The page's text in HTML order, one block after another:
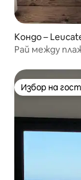
Кондо –
Рай между
Избор на
Избор на